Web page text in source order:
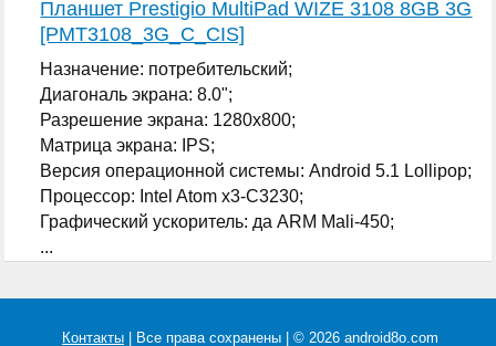
Планшет Prestigio MultiPad WIZE 3108 8GB 3G
[PMT3108_3G_C_CIS]
Назначение: потребительский;
Диагональ экрана: 8.0";
Разрешение экрана: 1280x800;
Матрица экрана: IPS;
Версия операционной системы: Android 5.1 Lollipop;
Процессор: Intel Atom x3-C3230;
Графический ускоритель: да ARM Mali-450;
...
Контакты | Все права сохранены | © 2026 android8o.com